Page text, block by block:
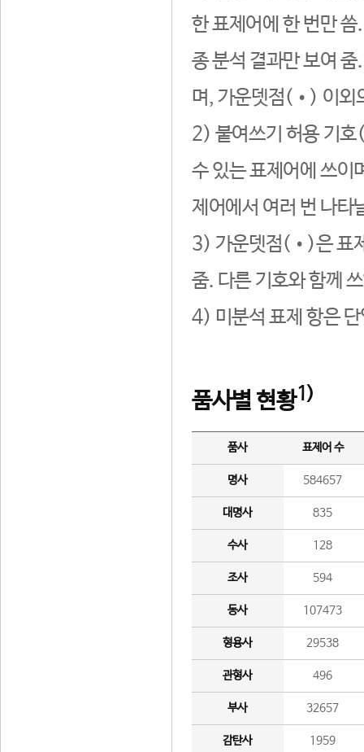
한 표제어에 한 번만
종 분석 결과만 보여
며, 가운뎃점(•) 이외
2) 붙여쓰기 허용 기호
수 있는 표제어에 쓰이
제어에서 여러 번 나타
3) 가운뎃점(•)은 표
줌. 다른 기호와 함께
4) 미분석 표제 항은
품사별 현황1)
품사 표제어 수
명사 584657
대명사 835
수사 128
조사 594
동사 107473
형용사 29538
관형사 496
부사 32657
감탄사 1959